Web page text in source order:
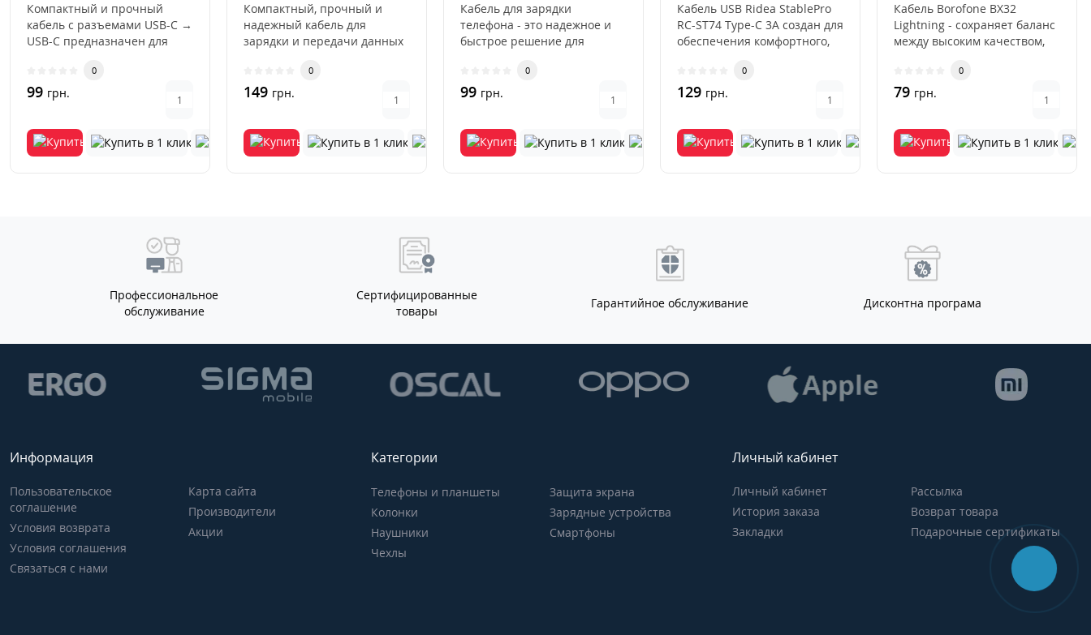
Компактный и прочный
кабель с разъемами USB-C →
USB-C предназначен для
0
99 грн.
Компактный, прочный и
надежный кабель для
зарядки и передачи данных
0
149 грн.
Кабель для зарядки
телефона - это надежное и
быстрое решение для
0
99 грн.
Кабель USB Ridea StablePro
RC-ST74 Type-C 3A создан для
обеспечения комфортного,
0
129 грн.
Кабель Borofone BX32
Lightning - сохраняет баланс
между высоким качеством,
0
79 грн.
Профессиональное
обслуживание
Сертифицированные
товары
Гарантийное обслуживание Дисконтна програма
Информация
Пользовательское
соглашение
Условия возврата
Условия соглашения
Связаться с нами
Карта сайта
Производители
Акции
Категории
Телефоны и планшеты
Колонки
Наушники
Чехлы
Защита экрана
Зарядные устройства
Смартфоны
Личный кабинет
Личный кабинет
История заказа
Закладки
Рассылка
Возврат товара
Подарочные сертификаты